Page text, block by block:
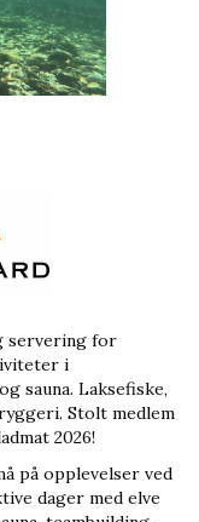
servering for
i
sauna. Laksefiske,
Stolt medlem
2026!
på opplevelser ved
dager med elve